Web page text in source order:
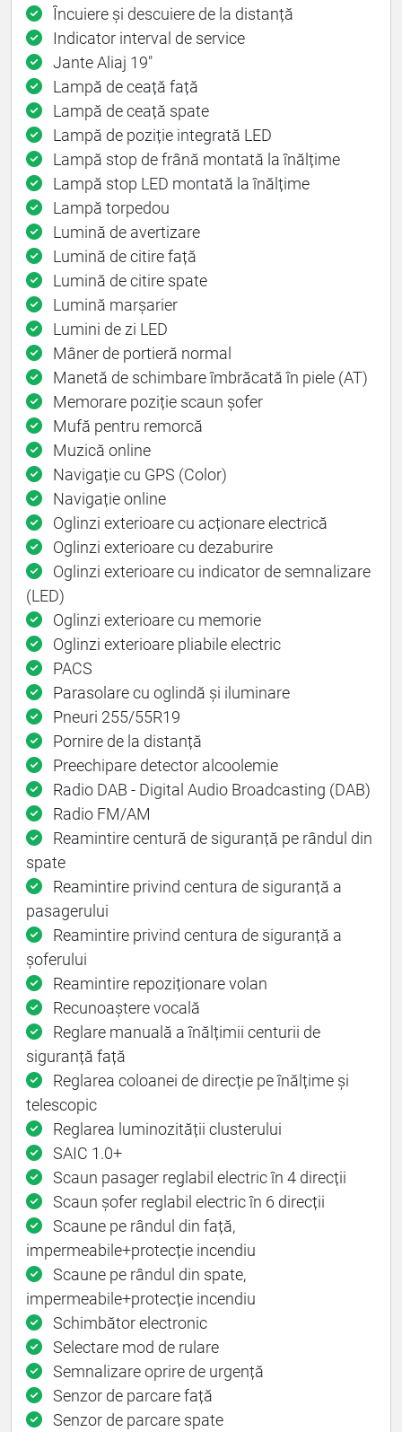
Încuiere și descuiere de la distanță
Indicator interval de service
Jante Aliaj 19"
Lampă de ceață față
Lampă de ceață spate
Lampă de poziție integrată LED
Lampă stop de frână montată la înălțime
Lampă stop LED montată la înălțime
Lampă torpedou
Lumină de avertizare
Lumină de citire față
Lumină de citire spate
Lumină marșarier
Lumini de zi LED
Mâner de portieră normal
Manetă de schimbare îmbrăcată în piele (AT)
Memorare poziție scaun șofer
Mufă pentru remorcă
Muzică online
Navigație cu GPS (Color)
Navigație online
Oglinzi exterioare cu acționare electrică
Oglinzi exterioare cu dezaburire
Oglinzi exterioare cu indicator de semnalizare
(LED)
Oglinzi exterioare cu memorie
Oglinzi exterioare pliabile electric
PACS
Parasolare cu oglindă și iluminare
Pneuri 255/55R19
Pornire de la distanță
Preechipare detector alcoolemie
Radio DAB - Digital Audio Broadcasting (DAB)
Radio FM/AM
Reamintire centură de siguranță pe rândul din
spate
Reamintire privind centura de siguranță a
pasagerului
Reamintire privind centura de siguranță a
șoferului
Reamintire repoziționare volan
Recunoaștere vocală
Reglare manuală a înălțimii centurii de
siguranță față
Reglarea coloanei de direcție pe înălțime și
telescopic
Reglarea luminozității clusterului
SAIC 1.0+
Scaun pasager reglabil electric în 4 direcții
Scaun șofer reglabil electric în 6 direcții
Scaune pe rândul din față,
impermeabile+protecție incendiu
Scaune pe rândul din spate,
impermeabile+protecție incendiu
Schimbător electronic
Selectare mod de rulare
Semnalizare oprire de urgență
Senzor de parcare față
Senzor de parcare spate